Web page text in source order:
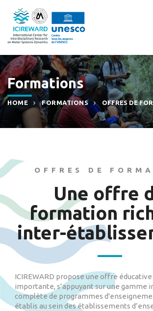
Formations
HOME FORMATIONS OFFRES DE
OFFRES DE
Une offre
formation
inter-
ICIREWARD propose une offre
importante, s’appuyant sur une gamme
complète de programmes
établis au sein des établissements